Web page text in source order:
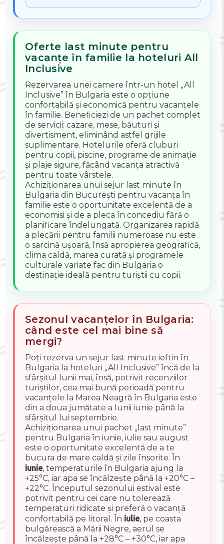
Oferte last minute pentru
vacanțe în familie la hoteluri All
Inclusive
Rezervarea unei camere într-un hotel „All
Inclusive” în Bulgaria este o opțiune
confortabilă și economică pentru vacanțele
în familie. Beneficiezi de un pachet complet
de servicii: cazare, mese, băuturi și
divertisment, eliminând astfel grijile
suplimentare. Hotelurile oferă cluburi
pentru copii, piscine, programe de animație
și plaje sigure, făcând vacanța atractivă
pentru toate vârstele.
Achiziționarea unui sejur last minute în
Bulgaria din București pentru vacanța în
familie este o oportunitate excelentă de a
economisi și de a pleca în concediu fără o
planificare îndelungată. Organizarea rapidă
a plecării pentru familii numeroase nu este
o sarcină ușoară, însă apropierea geografică,
clima caldă, marea curată și programele
culturale variate fac din Bulgaria o
destinație ideală pentru turiștii cu copii.
Sezonul vacanțelor în Bulgaria:
când este cel mai bine să
mergi?
Poți rezerva un sejur last minute ieftin în
Bulgaria la hoteluri „All Inclusive” încă de la
sfârșitul lunii mai, însă, potrivit recenziilor
turiștilor, cea mai bună perioadă pentru
vacanțele la Marea Neagră în Bulgaria este
din a doua jumătate a lunii iunie până la
sfârșitul lui septembrie.
Achiziționarea unui pachet „last minute”
pentru Bulgaria în iunie, iulie sau august
este o oportunitate excelentă de a te
bucura de mare caldă și zile însorite. În
iunie, temperaturile în Bulgaria ajung la
+25°C, iar apa se încălzește până la +20°C –
+22°C. Începutul sezonului estival este
potrivit pentru cei care nu tolerează
temperaturi ridicate și preferă o vacanță
confortabilă pe litoral. În iulie, pe coasta
bulgărească a Mării Negre, aerul se
încălzește până la +28°C – +30°C, iar apa